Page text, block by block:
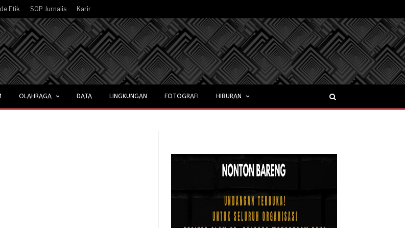
Etik SOP Jurnalis Karir
OLAHRAGA DATA LINGKUNGAN FOTOGRAFI HIBURAN